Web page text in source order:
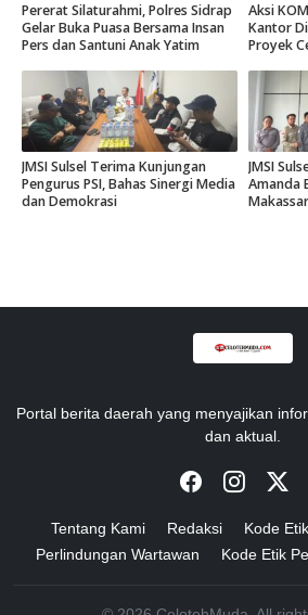
Pererat Silaturahmi, Polres Sidrap
Gelar Buka Puasa Bersama Insan
Pers dan Santuni Anak Yatim
Aksi
Kantor
Proyek
JMSI Sulsel Terima Kunjungan
Pengurus PSI, Bahas Sinergi Media
dan Demokrasi
JMSI
Amanda
Makassar
Portal berita daerah yang menyajikan
dan aktual.
Tentang Kami Redaksi Kode
Perlindungan Wartawan
Kode Etik